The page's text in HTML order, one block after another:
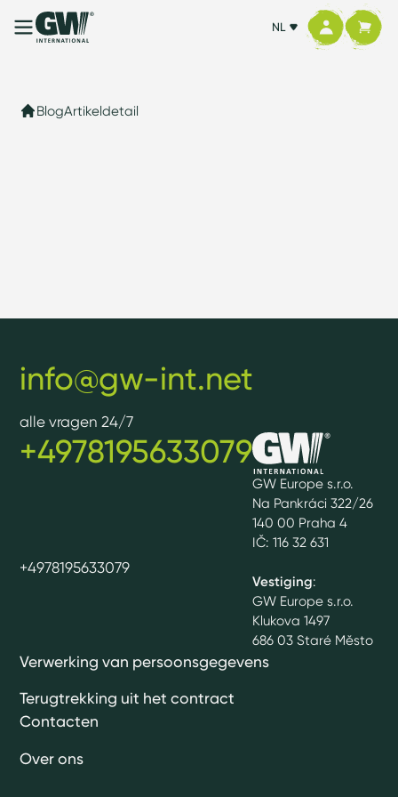
NL
BlogArtikeldetail
GW Europe s.r.o.
Na Pankráci 322/26
140 00 Praha 4
IČ: 116 32 631
Vestiging:
GW Europe s.r.o.
Klukova 1497
686 03 Staré Město
Verwerking van persoonsgegevens
Terugtrekking uit het contract
Contacten
Over ons
info@gw-int.net
alle vragen 24/7
+4978195633079
+4978195633079